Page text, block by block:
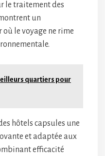
le traitement des
un
où le voyage ne rime
quartiers pour
hôtels capsules une
et adaptée aux
efficacité